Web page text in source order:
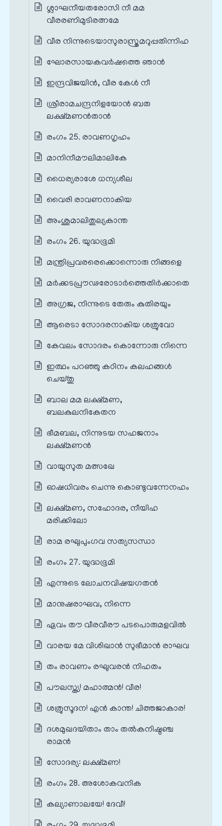
ശ്ലാഘനീയതരോസി നീ മമ
വീരരണിമുടിരത്നമേ
വീര നിന്നുടെയാസുരാസ്ത്രമറുപ്പതിന്നിഹ
ഘോരസായകവർഷത്തെ ഞാൻ
ഇന്ദ്രവിജയിൻ, വീര കേൾ നീ
ശ്രീരാമചന്ദ്രനിളയോൻ ബത
ലക്ഷ്മണൻതാൻ
രംഗം 25. രാവണഗൃഹം
മാനിനീമൗലിമാലികേ
ധൈര്യരാശേ ധന്യശീല
വൈരി രാവണനാകിയ
അംശുമാലിതുല്യകാന്ത
രംഗം 26. യുദ്ധഭൂമി
മന്ത്രിപ്രവരരെക്കൊന്നൊരു നിങ്ങളെ
മർക്കടപ്രൗഢരോടാർത്തെതിർക്കാതെ
അഗ്രജ, നിന്നുടെ തേരും കുതിരയും
ആരെടാ സോദരനാകിയ ശത്രുവോ
കേവലം സോദരം കൊന്നോരു നിന്നെ
ഇത്ഥം പറഞ്ഞു കഠിനം കലഹങ്ങൾ
ചെയ്തു
ബാല മമ ലക്ഷ്മണ,
ബലകുലനികേതന
ഭീമബല, നിന്നുടയ സഹജനാം
ലക്ഷ്മണൻ
വായുസുത മത്സഖേ
ഓഷധിവരം ചെന്നു കൊണ്ടുവന്നേനഹം
ലക്ഷ്മണ, സഹോദര, നീയിഹ
മരിക്കിലോ
രാമ രഘുപുംഗവ സത്യസന്ധാ
രംഗം 27. യുദ്ധഭൂമി
എന്നുടെ ലോചനവിഷയഗതൻ
മാനുഷരാഘവ, നിന്നെ
ഏവം തൗ വീരവീരൗ പടപൊരുമളവിൽ
വാരയ മേ വിശിഖാൻ സുഭീമാൻ രാഘവ
തം രാവണം രഘുവരൻ നിഹതം
പൗലസ്ത്യ! മഹാത്മൻ! വീര!
ശത്രുസൂദന! എൻ കാന്ത! ചിത്തജാകാര!
ദശമുഖദയിതാം താം തൽകനിഷ്ഠഞ്ച
രാമൻ
സോദര്യ: ലക്ഷ്മണ!
രംഗം 28. അശോകവനിക
കല്യാണാലയേ! ദേവീ!